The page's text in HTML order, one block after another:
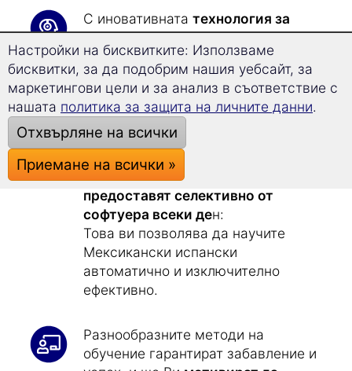
никоганяма да забравите
Мексикански испански.
С иновативнататехнология за
суперобучение - Superlearning,
можете да напредвате с 32% по-
бързо и да се концентрирате по-
добре.
Изучаването на Мексикански
испанскиникога не е било толкова
лесно: Всички упражнения Ви се
предоставят селективно от
софтуера всеки де
Това ви позволява да научите
автоматично и изключително
ефективно.
Настройки на бисквитките: Използваме
бисквитки, за да подобрим нашия уебсайт, за
маркетингови цели и за анализ в съответствие с
нашата политика за защита на личните данни.
Отхвърляне на всички
Приемане на всички »